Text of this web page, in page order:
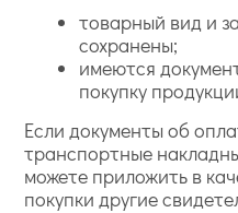
товарный вид и
сохранены;
имеются
покупку
Если документы об
транспортные
можете приложить в
покупки другие